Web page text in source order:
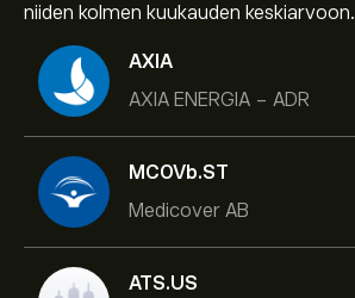
niiden kolmen kuukauden keskiarvoon.
AXIA
AXIA ENERGIA - ADR
MCOVb.ST
Medicover AB
ATS.US